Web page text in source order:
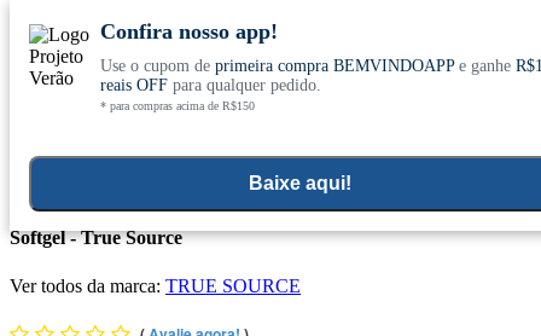
Conheça nosso site novo! E comemore com 0
Confira nosso app!
Use o cupom de primeira compra BEMVINDOAPPe ganhe
reais OFFpara qualquer pedido.
* para compras acima de R$150
Baixe aqui!
Coenzima Q10
COQ10 Coenzima (100mg) Ubiquinol Lipossomal 60 Cápsulas
Softgel - True Source
Ver todos da marca: TRUE SOURCE